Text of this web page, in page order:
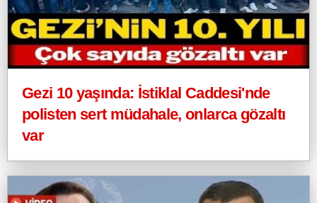
Gezi 10 yaşında: İstiklal Caddesi'nde
polisten sert müdahale, onlarca gözaltı
var